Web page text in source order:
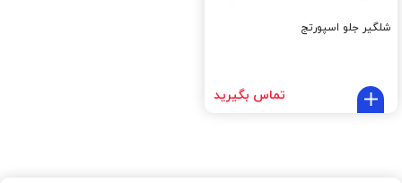
شلگیر جلو اسپورتج
تماس بگیرید